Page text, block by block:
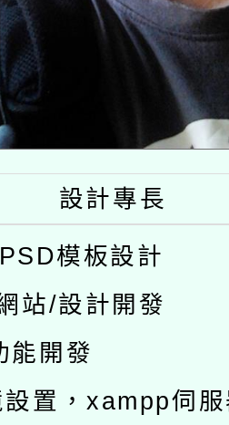
設計專長
模板設計
站/設計開發
能開發
置，xampp伺